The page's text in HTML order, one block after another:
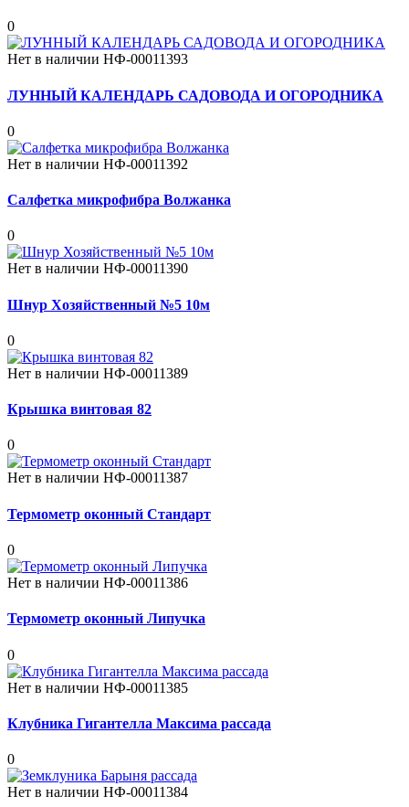
0
Нет в наличии НФ-00011393
ЛУННЫЙ КАЛЕНДАРЬ САДОВОДА И ОГОРОДНИКА
0
Нет в наличии НФ-00011392
Салфетка микрофибра Волжанка
0
Нет в наличии НФ-00011390
Шнур Хозяйственный №5 10м
0
Нет в наличии НФ-00011389
Крышка винтовая 82
0
Нет в наличии НФ-00011387
Термометр оконный Стандарт
0
Нет в наличии НФ-00011386
Термометр оконный Липучка
0
Нет в наличии НФ-00011385
Клубника Гигантелла Максима рассада
0
Нет в наличии НФ-00011384